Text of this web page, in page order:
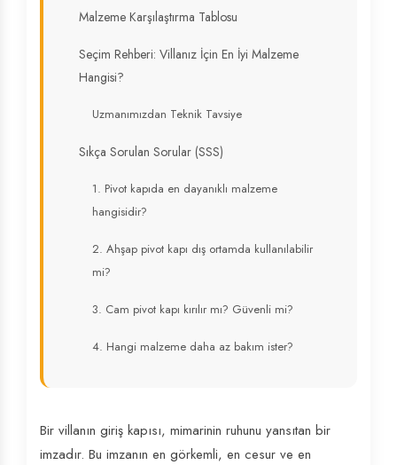
Malzeme Karşılaştırma Tablosu
Seçim Rehberi: Villanız İçin En İyi Malzeme
Hangisi?
Uzmanımızdan Teknik Tavsiye
Sıkça Sorulan Sorular (SSS)
1. Pivot kapıda en dayanıklı malzeme
hangisidir?
2. Ahşap pivot kapı dış ortamda kullanılabilir
mi?
3. Cam pivot kapı kırılır mı? Güvenli mi?
4. Hangi malzeme daha az bakım ister?
Bir villanın giriş kapısı, mimarinin ruhunu yansıtan bir
imzadır. Bu imzanın en görkemli, en cesur ve en